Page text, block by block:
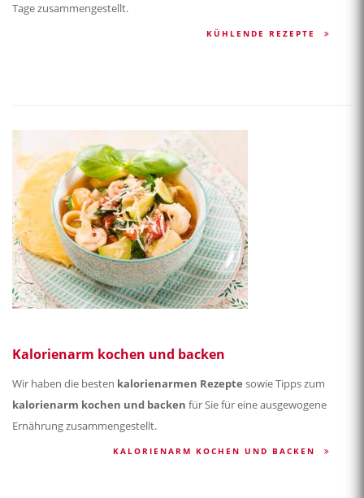
Tage zusammengestellt.
KÜHLENDE REZEPTE
Kalorienarm kochen und backen
Wir haben die besten kalorienarmen Rezepte sowie Tipps zum
kalorienarm kochen und backen für Sie für eine ausgewogene
Ernährung zusammengestellt.
KALORIENARM KOCHEN UND BACKEN